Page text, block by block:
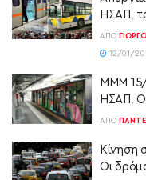
ΗΣΑΠ,
ΑΠΌ
12/01/
ΜΜΜ 15/
ΗΣΑΠ,
ΑΠΌ
Κίνηση
Οι